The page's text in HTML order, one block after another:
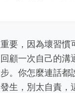
要，因為壞習慣
顧一次自己的溝
。你怎麼連話都
生，別太自責，